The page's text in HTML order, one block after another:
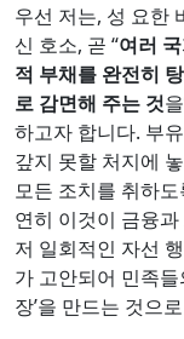
우선 저는, 성 요한
신 호소, 곧 “여러
적 부채를 완전히
로 감면해 주는 것
하고자 합니다. 부
갚지 못할 처지에
모든 조치를 취하
연히 이것이 금융
저 일회적인 자선
가 고안되어 민족
장’을 만드는 것으